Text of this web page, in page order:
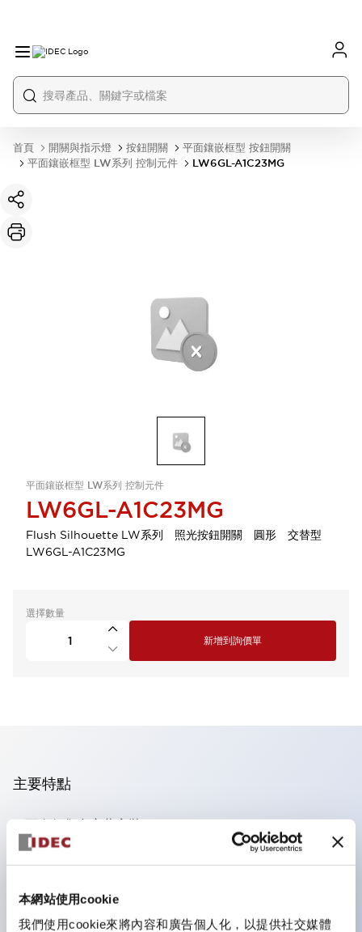
本網站使用cookie
我們使用cookie來將內容和廣告個人化，以提供社交媒體
首頁 開關與指示燈 按鈕開關
平面鑲嵌框型 按鈕開關
平面鑲嵌框型 LW系列 控制元件
LW6GL-A1C23MG
平面鑲嵌框型 LW系列 控制元件
LW6GL-A1C23MG
Flush Silhouette LW系列 照光按鈕開關 圓形 交替型
LW6GL-A1C23MG
選擇數量
新增到詢價單
主要特點
可進行集合密著安裝
附鎖選擇開關採用高安全性的彈子鎖結構